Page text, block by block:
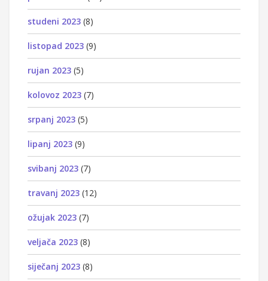
studeni 2023 (8)
listopad 2023 (9)
rujan 2023 (5)
kolovoz 2023 (7)
srpanj 2023 (5)
lipanj 2023 (9)
svibanj 2023 (7)
travanj 2023 (12)
ožujak 2023 (7)
veljača 2023 (8)
siječanj 2023 (8)